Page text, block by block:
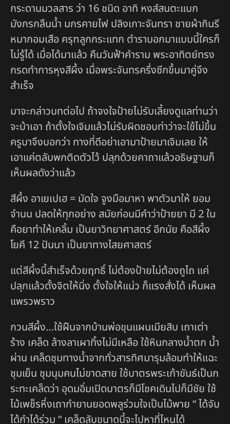
กระดานมวลสาร ว่า 16 ชนิด อาทิ หงส์สนตะแบก
มังกรกลืนน้ำ มกรคายไฟ ปลิงเกาะจันทรา ชายผ้ากินรี
หมากอมเสือ ครุฑลูกกระแทก ตำราบอกมาแบบนี้ใครก็
ไม่รู้ได้ เมื่อได้มาแล้ว คืนวันฟ้าคำราม พระอาทิตย์ทรง
กรดทำการหุงสีผึ้ง เมื่อพระจันทรครึ่งซีกขึ้นมาคู่จึง
สำเร็จ
มาจะกล่าวบทต่อไป ถ้าจงใจป้ายไม่รับเลี้ยงดูแลท่านว่า
จะบ้าเอา ถ้าตั้งใจเจิมแล้วไม่รับผิดชอบท่าว่าจะใช้ไม่ขึ้น
ครูบาจึงบอกว่า ทางที่ดีอย่าเอามาป้ายมาเจิมเลย ให้
เอาแค่ตลับพกติดตัวไว้ ปลุกด้วยคาถาแล้วอธิษฐานก็
เห็นผลดังว่าแล้ว
สีผึ้ง อาเยเปเฮ = มัดใจ จูงมือมาหา พาตัวมาให้ ยอม
จำนน ปลดให้ทุกอย่าง สมัยก่อนมีคำว่าป้ายยา มี 2 ใน
คือยาทำให้เคลิ้ม เป็นยาวิทยาศาสตร์ อีกนัย คือสีผึ้ง
โยคี 12 ปันนา เป็นยาทางไสยศาสตร์
แต่สีผึ้งนี้สำเร็จด้วยฤทธิ์ ไม่ต้องป้ายไม่ต้องถูไถ แค่
ปลุกแล้วตั้งจิตให้นิ่ง ตั้งใจให้แน่ว ก็แรงสั่งได้ เห็นผล
แพรวพราว
กวนสีผึ้ง…ใช้ฝืนจากบ้านพ่อขุนแผนเมียสิบ เถาเต่า
ร้าง เคล็ด ล้างลาเผาทิ้งไม่มีเหลือ ใช้หินกลางน้ำตก น้ำ
ผ่าน เคล็ดชุมทางน้ำจากทั่วสารทิศมารุมล้อมทำให้แฉะ
ชุมเย็น ชุมนุมคนไม่ขาดสาย ใช้บาตรพระเก้าขันธ์เป็นก
ระทะเคล็ดว่า อุดมอิ่มเปิดบาตรก็มีโชคเดินไปก็มีชัย ใช้
ไม้เพช็รหึ่งเถากำยานยอดพลูร่วมใจเป็นไม้พาย “ ได้จับ
ได้กำได้ร่วม “ เคล็ดลับขนาดนี้จะไปหาที่ไหนได้